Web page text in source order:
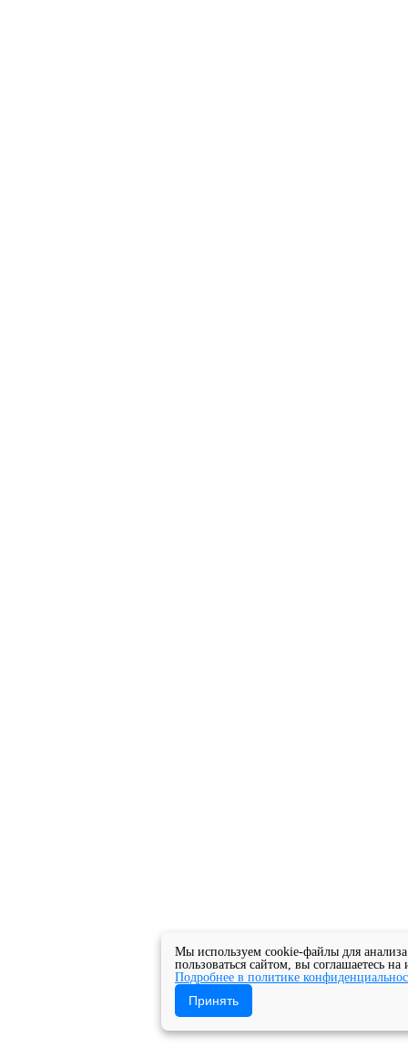
Мы используем cookie-файлы для
пользоваться сайтом, вы соглашаетесь
Подробнее в политике
Принять